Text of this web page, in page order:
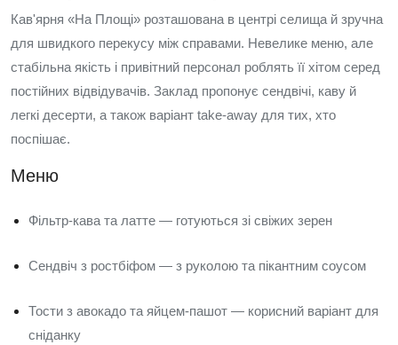
Кав'ярня «На Площі» розташована в центрі селища й зручна
для швидкого перекусу між справами. Невелике меню, але
стабільна якість і привітний персонал роблять її хітом серед
постійних відвідувачів. Заклад пропонує сендвічі, каву й
легкі десерти, а також варіант take-away для тих, хто
поспішає.
Меню
Фільтр-кава та латте — готуються зі свіжих зерен
Сендвіч з ростбіфом — з руколою та пікантним соусом
Тости з авокадо та яйцем-пашот — корисний варіант для
сніданку